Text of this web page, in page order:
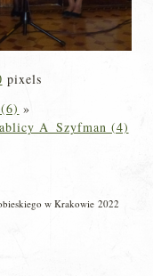
pixels
»
A_Szyfman (4)
w Krakowie 2022